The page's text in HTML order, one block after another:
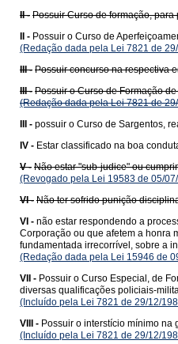
II - Possuir Curso de formação,
II - Possuir o Curso de
(Redação dada pela Lei 7821 de
III - Possuir concurso na respectiva
III - Possuir o Curso de Formação
(Redação dada pela Lei 7821 de
III - possuir o Curso de Sargentos,
IV - Estar classificado na boa
V - Não estar "sub-judice" ou
(Revogado pela Lei 19583 de 05/
VI - Não ter sofrido punição
VI - não estar respondendo a
Corporação ou que afetem a honra
fundamentada irrecorrível, sobre a
(Redação dada pela Lei 15946 de
VII - Possuir o Curso Especial, de
diversas qualificações policiais-
(Incluído pela Lei 7821 de 29/12/
VIII - Possuir o interstício mínimo na
(Incluído pela Lei 7821 de 29/12/